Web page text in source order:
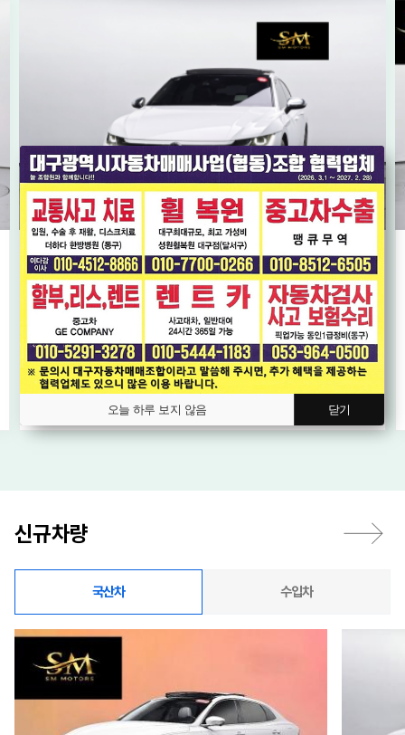
오늘 하루 보지 않음 닫기
[폭스바겐] 아테온 2.0 TDI 엘레강스 프레스티지
* 완전 무사고(보험0원) * 내비 * HUD * 스마트키2EA *
2019년12월
9.1만km
오토
2,169
신규차량
국산차 수입차